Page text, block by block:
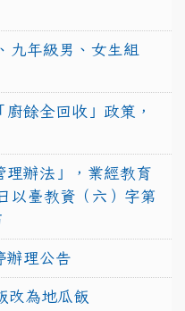
九年級男、女生組
餘全回收」政策，
理辦法」，業經教育
以臺教資（六）字第
辦理公告
改為地瓜飯